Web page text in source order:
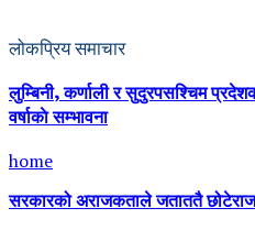
लोकप्रिय समाचार
लुम्बिनी, कर्णाली र सुदुरपसश्चिम
वर्षाकाे सम्भावना
home
सरकारको अराजकताले जताततै